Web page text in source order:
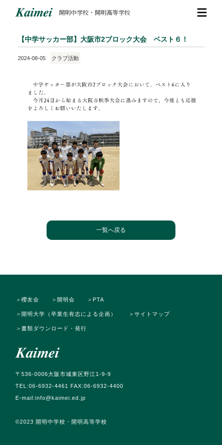
開明中学校・開明高等学校
【中学サッカー部】大阪市2ブロック大会 ベスト６！
2024-08-05 クラブ活動
一覧へ戻る
〒536-0006大阪市城東区野江1-9-9
TEL:06-6932-4461 FAX:06-6932-4400
E-mail:info@kaimei.ed.jp
©️2023 開明中学校・開明高等学校
＞櫻友会 ＞ 開明会 ＞ PTA
＞ 開明大学（卒業生有志による企画） ＞サイトマップ
＞書類ダウンロード・発行